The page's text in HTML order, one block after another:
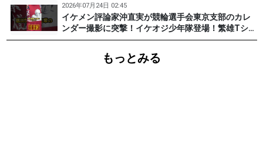
2026年07月24日 02:45
イケメン評論家沖直実が競輪選手会東京支部のカレ
ンダー撮影に突撃！イケオジ少年隊登場！繁雄Tシャ
ツへの思いとは？ #PR #松戸けいりん #川口満広 #
浦山一栄 #市川健太
もっとみる